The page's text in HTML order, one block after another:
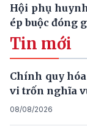
Hội phụ
ép buộc đóng
Tin mới
Chính quy
vi trốn nghĩa
08/08/2026